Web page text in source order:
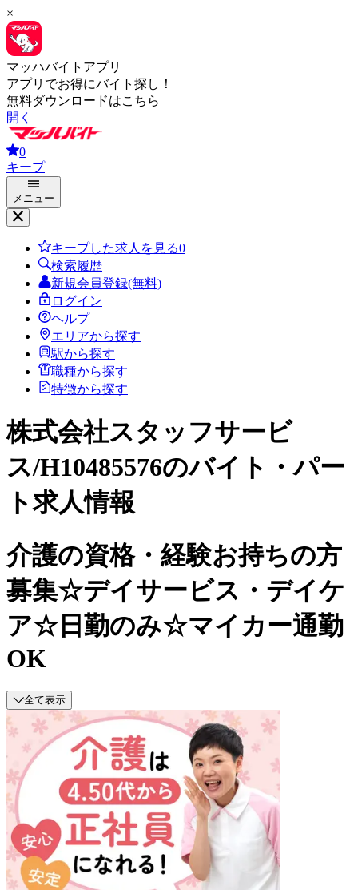
×
マッハバイトアプリ
アプリでお得にバイト探し！
無料ダウンロードはこちら
開く
0
キープ
メニュー
キープした求人を見る0
検索履歴
新規会員登録(無料)
ログイン
ヘルプ
エリアから探す
駅から探す
職種から探す
特徴から探す
株式会社スタッフサービ
ス/H10485576のバイト・パー
ト求人情報
介護の資格・経験お持ちの方
募集☆デイサービス・デイケ
ア☆日勤のみ☆マイカー通勤
OK
全て表示